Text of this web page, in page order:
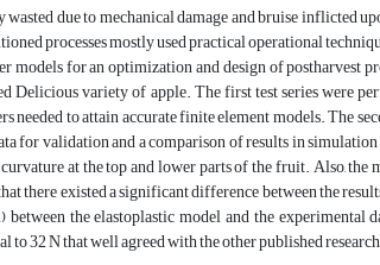
due to mechanical damage and bruise inflicted
processes mostly used practical operational
models for an optimization and design of
Delicious variety of apple. The first test series were
needed to attain accurate finite element models. The
for validation and a comparison of results in
at the top and lower parts of the fruit. Also,
there existed a significant difference between the
between the elastoplastic model and the
to 32 N that well agreed with the other published